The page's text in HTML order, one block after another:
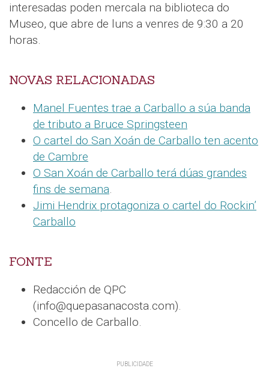
interesadas poden mercala na biblioteca do
Museo, que abre de luns a venres de 9:30 a 20
horas.
NOVAS RELACIONADAS
Manel Fuentes trae a Carballo a súa banda
de tributo a Bruce Springsteen
O cartel do San Xoán de Carballo ten acento
de Cambre
O San Xoán de Carballo terá dúas grandes
fins de semana.
Jimi Hendrix protagoniza o cartel do Rockin’
Carballo
FONTE
Redacción de QPC
(info@quepasanacosta.com).
Concello de Carballo.